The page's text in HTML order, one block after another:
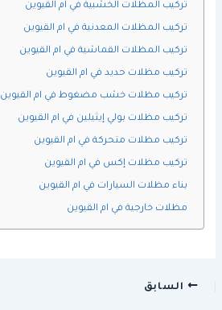
تركيب المظلات الخشبية في ام القيوين
تركيب المظلات المعدنية في ام القيوين
تركيب المظلات القماشية في ام القيوين
تركيب مظلات حديد في ام القيوين
تركيب مظلات خشب مضغوط في ام القيوين
تركيب مظلات بولي إيثيلين في ام القيوين
تركيب مظلات متحركة في ام القيوين
تركيب مظلات إكس في ام القيوين
بناء مظلات السيارات في ام القيوين
مظلات خارجية في ام القيوين
السابق